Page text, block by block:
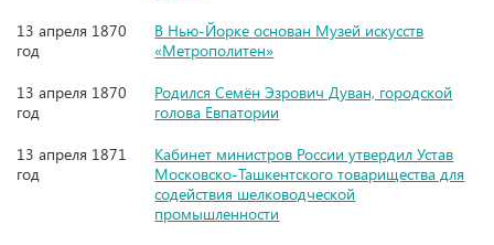
13 апреля 1870
год
В Нью-Йорке основан Музей искусств
«Метрополитен»
13 апреля 1870
год
Родился Семён Эзрович Дуван, городской
голова Евпатории
13 апреля 1871
год
Кабинет министров России утвердил Устав
Московско-Ташкентского товарищества для
содействия шелководческой
промышленности